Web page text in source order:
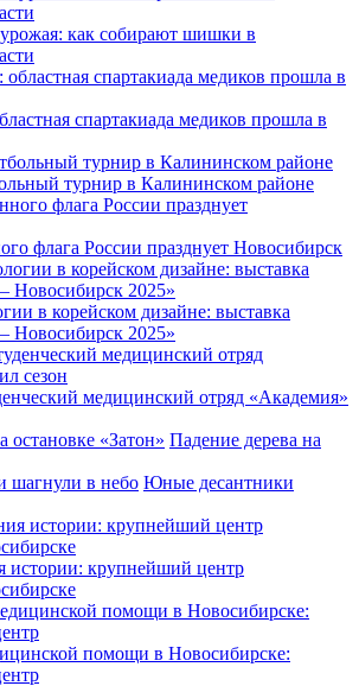
как собирают шишки в
спартакиада медиков прошла в
турнир в Калининском районе
флага России празднует Новосибирск
в корейском дизайне: выставка
Новосибирск 2025»
медицинский отряд «Академия»
Падение дерева на
Юные десантники
истории: крупнейший центр
помощи в Новосибирске: